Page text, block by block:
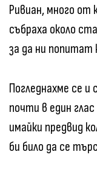
Ривиан, много от
събраха около
за да ни попитат
Погледнахме се
почти в един
имайки предвид
би било да се